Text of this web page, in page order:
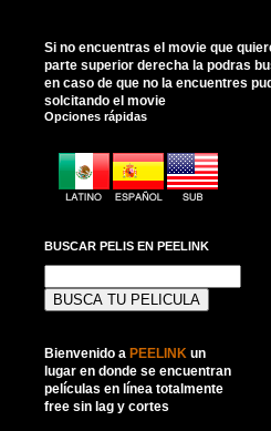
Si no encuentras el movie que
parte superior derecha la podras
en caso de que no la encuentres
solcitando el movie
Opciones rápidas
BUSCAR PELIS EN PEELINK
Bienvenido a PEELINK un
lugar en donde se encuentran
películas en línea totalmente
free sin lag y cortes